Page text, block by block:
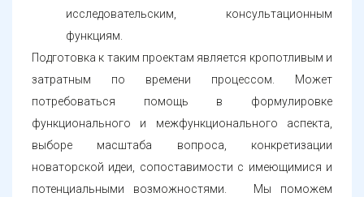
исследовательским, консультационным
функциям.
Подготовка к таким проектам является кропотливым и
затратным по времени процессом. Может
потребоваться помощь в формулировке
функционального и межфункционального аспекта,
выборе масштаба вопроса, конкретизации
новаторской идеи, сопоставимости с имеющимися и
потенциальными возможностями. Мы поможем